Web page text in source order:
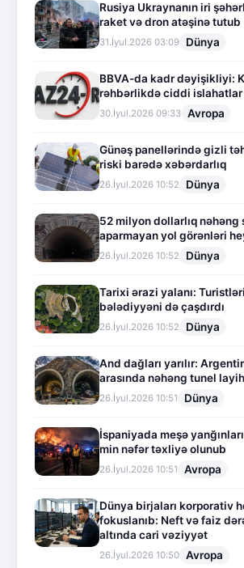
Rusiya Ukraynanın iri
raket və dron atəşinə tutub
31.İyul.2026 03:09 Dünya
BBVA-da kadr dəyişikliyi:
rəhbərlikdə ciddi islahatlar
30.İyul.2026 09:33 Avropa
Günəş panellərində gizli
riski barədə xəbərdarlıq
26.İyul.2026 10:52 Dünya
52 milyon dollarlıq nəhəng
aparmayan yol görənləri
26.İyul.2026 10:52 Dünya
Tarixi ərazi yalanı:
bələdiyyəni də çaşdırdı
26.İyul.2026 10:52 Dünya
And dağları yarılır:
arasında nəhəng tunel
26.İyul.2026 10:51 Dünya
İspaniyada meşə
min nəfər təxliyə olunub
26.İyul.2026 10:51 Avropa
Dünya birjaları korporativ
fokuslanıb: Neft və faiz
altında cari vəziyyət
26.İyul.2026 10:50 Avropa